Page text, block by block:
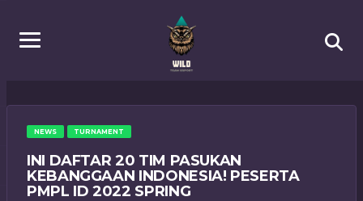
NEWS TURNAMENT
INI DAFTAR 20 TIM PASUKAN
KEBANGGAAN INDONESIA! PESERTA
PMPL ID 2022 SPRING